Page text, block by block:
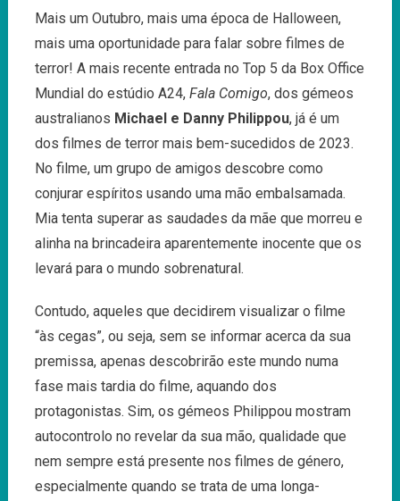
Comigo:
Luto
E
Mais um Outubro, mais uma época de Halloween,
mais uma oportunidade para falar sobre filmes de
terror! A mais recente entrada no Top 5 da Box Office
Mundial do estúdio A24, Fala Comigo, dos gémeos
australianos Michael e Danny Philippou, já é um
dos filmes de terror mais bem-sucedidos de 2023.
No filme, um grupo de amigos descobre como
conjurar espíritos usando uma mão embalsamada.
Mia tenta superar as saudades da mãe que morreu e
alinha na brincadeira aparentemente inocente que os
levará para o mundo sobrenatural.
Contudo, aqueles que decidirem visualizar o filme
“às cegas”, ou seja, sem se informar acerca da sua
premissa, apenas descobrirão este mundo numa
fase mais tardia do filme, aquando dos
protagonistas. Sim, os gémeos Philippou mostram
autocontrolo no revelar da sua mão, qualidade que
nem sempre está presente nos filmes de género,
especialmente quando se trata de uma longa-